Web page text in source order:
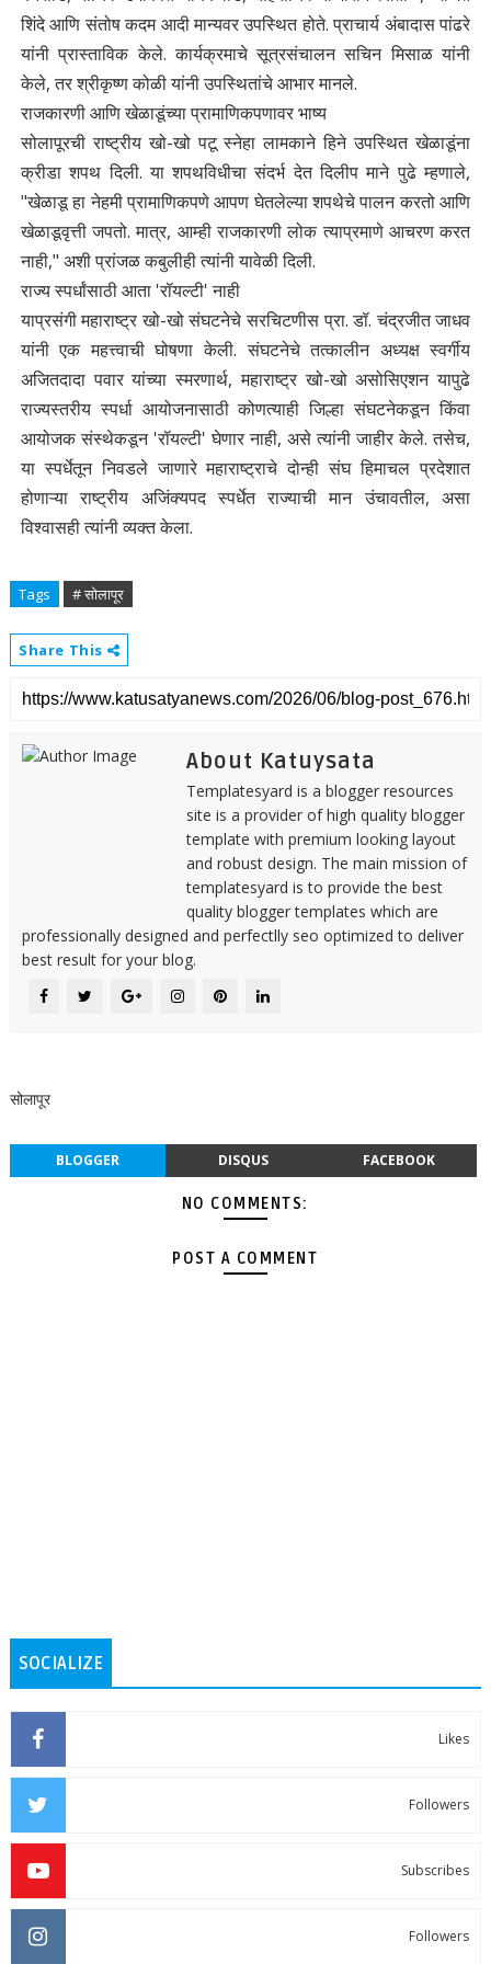
शिंदे आणि संतोष कदम आदी मान्यवर उपस्थित होते. प्राचार्य अंबादास पांढरे
यांनी प्रास्ताविक केले. कार्यक्रमाचे सूत्रसंचालन सचिन मिसाळ यांनी
केले, तर श्रीकृष्ण कोळी यांनी उपस्थितांचे आभार मानले.
​राजकारणी आणि खेळाडूंच्या प्रामाणिकपणावर भाष्य
सोलापूरची राष्ट्रीय खो-खो पटू स्नेहा लामकाने हिने उपस्थित खेळाडूंना
क्रीडा शपथ दिली. या शपथविधीचा संदर्भ देत दिलीप माने पुढे म्हणाले,
"खेळाडू हा नेहमी प्रामाणिकपणे आपण घेतलेल्या शपथेचे पालन करतो आणि
खेळाडूवृत्ती जपतो. मात्र, आम्ही राजकारणी लोक त्याप्रमाणे आचरण करत
नाही," अशी प्रांजळ कबुलीही त्यांनी यावेळी दिली.
​राज्य स्पर्धांसाठी आता 'रॉयल्टी' नाही
याप्रसंगी महाराष्ट्र खो-खो संघटनेचे सरचिटणीस प्रा. डॉ. चंद्रजीत जाधव
यांनी एक महत्त्वाची घोषणा केली. संघटनेचे तत्कालीन अध्यक्ष स्वर्गीय
अजितदादा पवार यांच्या स्मरणार्थ, महाराष्ट्र खो-खो असोसिएशन यापुढे
राज्यस्तरीय स्पर्धा आयोजनासाठी कोणत्याही जिल्हा संघटनेकडून किंवा
आयोजक संस्थेकडून 'रॉयल्टी' घेणार नाही, असे त्यांनी जाहीर केले. तसेच,
या स्पर्धेतून निवडले जाणारे महाराष्ट्राचे दोन्ही संघ हिमाचल प्रदेशात
होणाऱ्या राष्ट्रीय अजिंक्यपद स्पर्धेत राज्याची मान उंचावतील, असा
विश्वासही त्यांनी व्यक्त केला.
Tags # सोलापूर
Share This
About Katuysata
Templatesyard is a blogger resources
site is a provider of high quality blogger
template with premium looking layout
and robust design. The main mission of
templatesyard is to provide the best
quality blogger templates which are
professionally designed and perfectlly seo optimized to deliver
best result for your blog.
सोलापूर
BLOGGER DISQUS FACEBOOK
NO COMMENTS:
POST A COMMENT
SOCIALIZE
Likes
Followers
Subscribes
Followers